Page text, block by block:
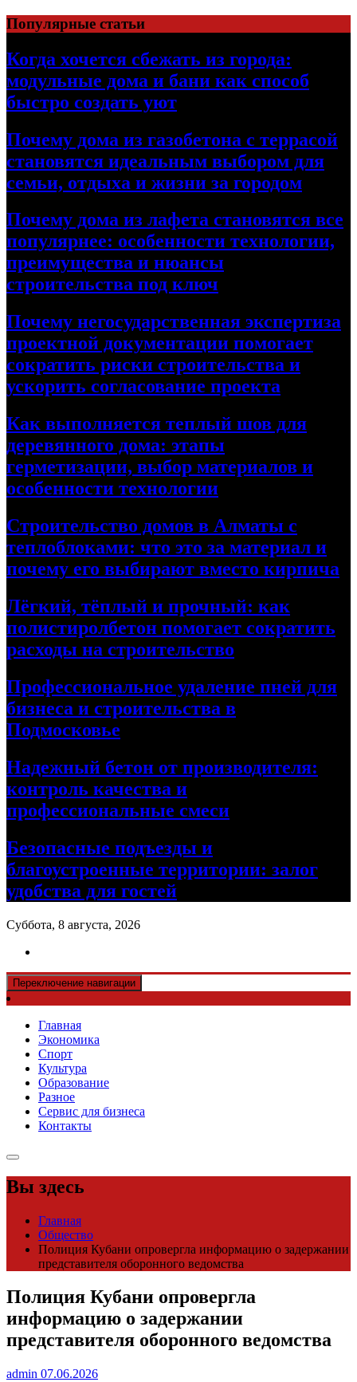
Перейти
к
содержимому
Популярные статьи
Когда хочется сбежать из города:
модульные дома и бани как способ
быстро создать уют
Почему дома из газобетона с террасой
становятся идеальным выбором для
семьи, отдыха и жизни за городом
Почему дома из лафета становятся все
популярнее: особенности технологии,
преимущества и нюансы
строительства под ключ
Почему негосударственная экспертиза
проектной документации помогает
сократить риски строительства и
ускорить согласование проекта
Как выполняется теплый шов для
деревянного дома: этапы
герметизации, выбор материалов и
особенности технологии
Строительство домов в Алматы с
теплоблоками: что это за материал и
почему его выбирают вместо кирпича
Лёгкий, тёплый и прочный: как
полистиролбетон помогает сократить
расходы на строительство
Профессиональное удаление пней для
бизнеса и строительства в
Подмосковье
Надежный бетон от производителя:
контроль качества и
профессиональные смеси
Безопасные подъезды и
благоустроенные территории: залог
удобства для гостей
Суббота, 8 августа, 2026
Переключение навигации
Главная
Экономика
Спорт
Культура
Образование
Разное
Сервис для бизнеса
Контакты
Вы здесь
Главная
Общество
Полиция Кубани опровергла информацию о задержании
представителя оборонного ведомства
Полиция Кубани опровергла
информацию о задержании
представителя оборонного ведомства
admin 07.06.2026